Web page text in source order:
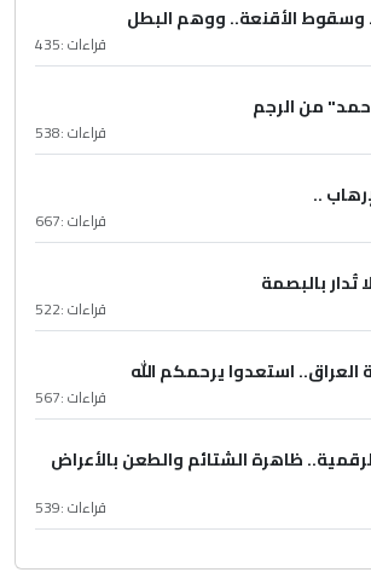
وسقوط الأقنعة.. ووهم البطل
قراءات :435
من الرجم
قراءات :538
..
قراءات :667
تُدار بالبصمة
قراءات :522
استعدوا يرحمكم الله
قراءات :567
ظاهرة الشتائم والطعن بالأعراض
قراءات :539